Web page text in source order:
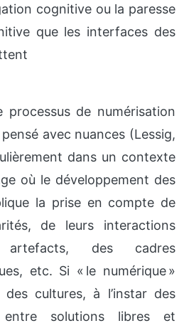
cognitive ou la paresse
que les interfaces des
processus de numérisation
avec nuances (Lessig,
dans un contexte
où le développement des
la prise en compte de
de leurs interactions
des cadres
etc. Si « le numérique »
cultures, à l’instar des
entre solutions libres et